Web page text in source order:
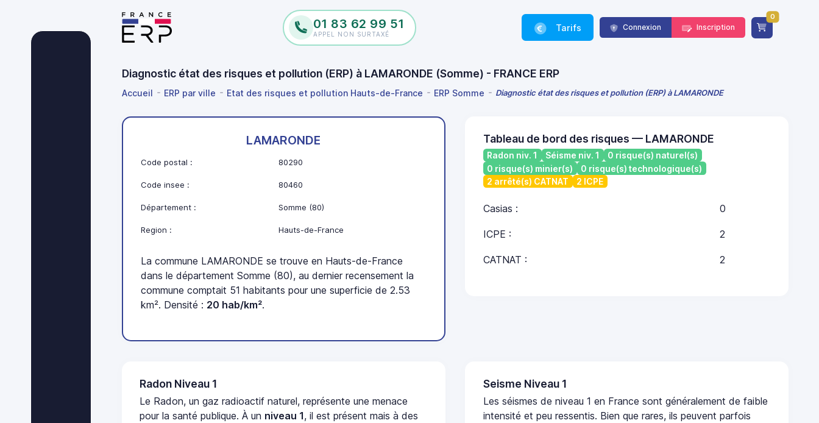
01 83 62 99 51
APPEL NON SURTAXÉ
Tarifs Connexion Inscription
0
Diagnostic état des risques et pollution (ERP) à LAMARONDE (Somme) - FRANCE ERP
Accueil ERP par ville Etat des risques et pollution Hauts-de-France ERP Somme Diagnostic état des risques et pollution (ERP) à LAMARONDE
LAMARONDE
Code postal : 80290
Code insee : 80460
Département : Somme (80)
Region : Hauts-de-France
La commune LAMARONDE se trouve en Hauts-de-France
dans le département Somme (80), au dernier recensement la
commune comptait 51 habitants pour une superficie de 2.53
km². Densité : 20 hab/km².
Tableau de bord des risques — LAMARONDE
Radon niv. 1 Séisme niv. 1
0 risque(s) naturel(s)
0 risque(s) minier(s)
0 risque(s) technologique(s)
2 arrêté(s) CATNAT
2 ICPE
Casias : 0
ICPE : 2
CATNAT : 2
Radon Niveau 1
Le Radon, un gaz radioactif naturel, représente une menace
pour la santé publique. À un niveau 1, il est présent mais à des
Seisme Niveau 1
Les séismes de niveau 1 en France sont généralement de faible
intensité et peu ressentis. Bien que rares, ils peuvent parfois